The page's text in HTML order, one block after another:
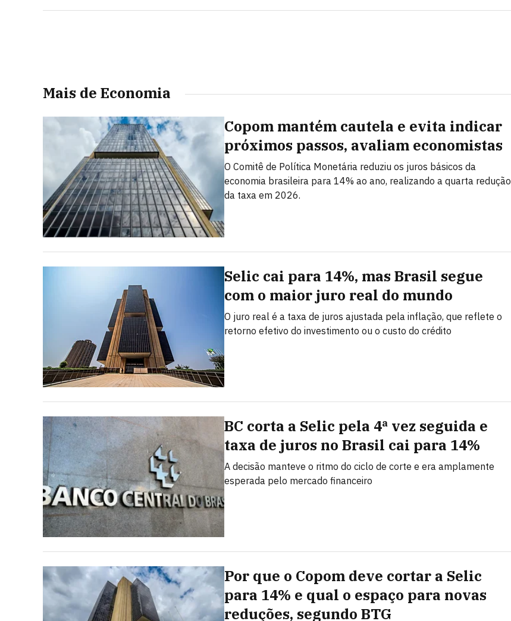
Mais de Economia
Copom mantém cautela e evita indicar
próximos passos, avaliam economistas
O Comitê de Política Monetária reduziu os juros básicos da
economia brasileira para 14% ao ano, realizando a quarta redução
da taxa em 2026.
Selic cai para 14%, mas Brasil segue
com o maior juro real do mundo
O juro real é a taxa de juros ajustada pela inflação, que reflete o
retorno efetivo do investimento ou o custo do crédito
BC corta a Selic pela 4ª vez seguida e
taxa de juros no Brasil cai para 14%
A decisão manteve o ritmo do ciclo de corte e era amplamente
esperada pelo mercado financeiro
Por que o Copom deve cortar a Selic
para 14% e qual o espaço para novas
reduções, segundo BTG